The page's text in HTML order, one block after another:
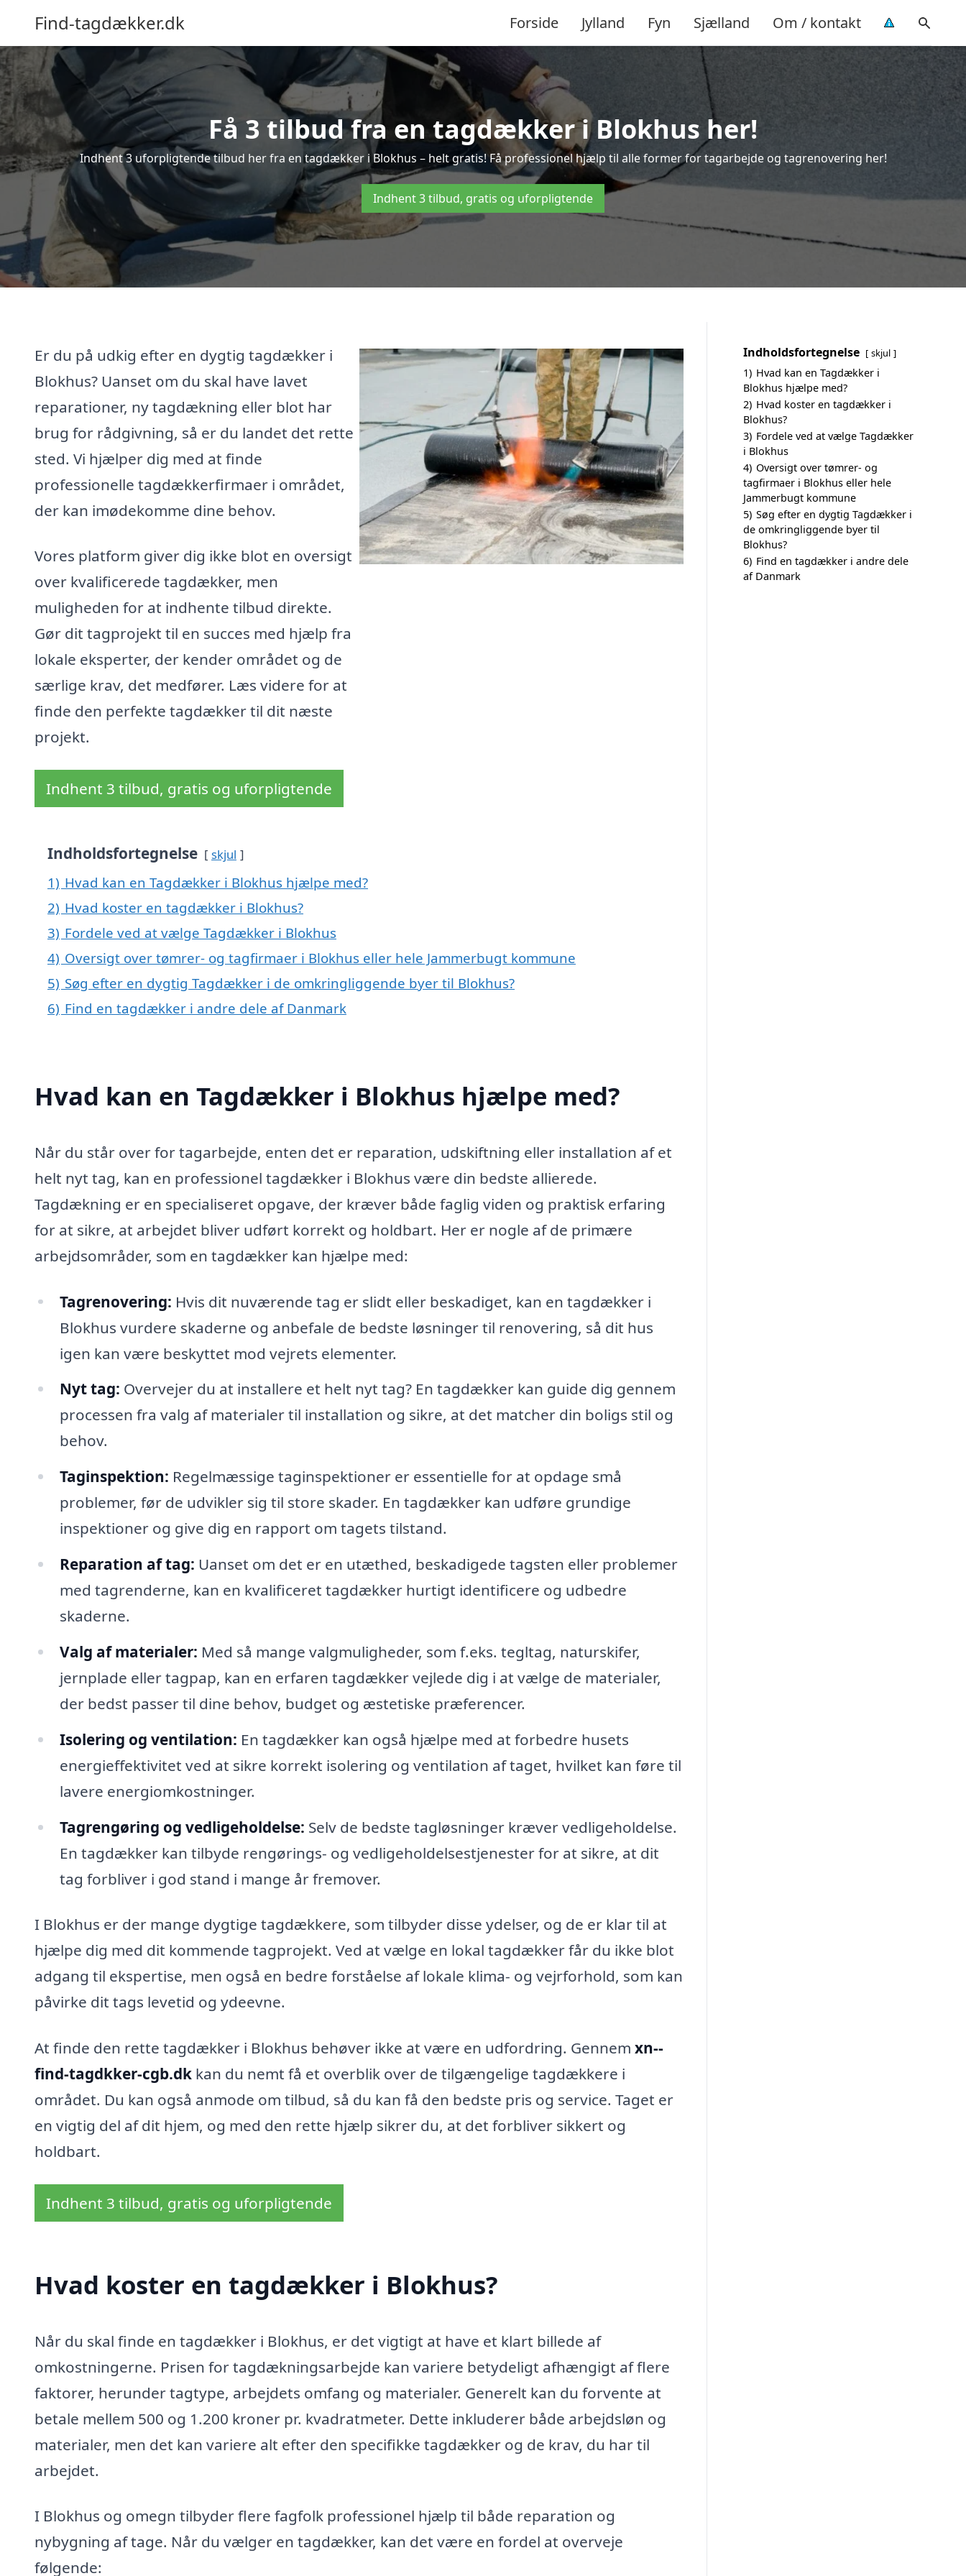
Find-tagdækker.dk Forside Jylland Fyn Sjælland Om / kontakt
Få 3 tilbud fra en tagdækker i Blokhus her!
Indhent 3 uforpligtende tilbud her fra en tagdækker i Blokhus – helt gratis! Få professionel hjælp til alle former for tagarbejde og tagrenovering her!
Indhent 3 tilbud, gratis og uforpligtende
Er du på udkig efter en dygtig tagdækker i
Blokhus? Uanset om du skal have lavet
reparationer, ny tagdækning eller blot har
brug for rådgivning, så er du landet det rette
sted. Vi hjælper dig med at finde
professionelle tagdækkerfirmaer i området,
der kan imødekomme dine behov.
Vores platform giver dig ikke blot en oversigt
over kvalificerede tagdækker, men
muligheden for at indhente tilbud direkte.
Gør dit tagprojekt til en succes med hjælp fra
lokale eksperter, der kender området og de
særlige krav, det medfører. Læs videre for at
finde den perfekte tagdækker til dit næste
projekt.
Indhent 3 tilbud, gratis og uforpligtende
Indholdsfortegnelse skjul
1) Hvad kan en Tagdækker i Blokhus hjælpe med?
2) Hvad koster en tagdækker i Blokhus?
3) Fordele ved at vælge Tagdækker i Blokhus
4) Oversigt over tømrer- og tagfirmaer i Blokhus eller hele Jammerbugt kommune
5) Søg efter en dygtig Tagdækker i de omkringliggende byer til Blokhus?
6) Find en tagdækker i andre dele af Danmark
Hvad kan en Tagdækker i Blokhus hjælpe med?
Når du står over for tagarbejde, enten det er reparation, udskiftning eller installation af et
helt nyt tag, kan en professionel tagdækker i Blokhus være din bedste allierede.
Tagdækning er en specialiseret opgave, der kræver både faglig viden og praktisk erfaring
for at sikre, at arbejdet bliver udført korrekt og holdbart. Her er nogle af de primære
arbejdsområder, som en tagdækker kan hjælpe med:
Tagrenovering: Hvis dit nuværende tag er slidt eller beskadiget, kan en tagdækker i
Blokhus vurdere skaderne og anbefale de bedste løsninger til renovering, så dit hus
igen kan være beskyttet mod vejrets elementer.
Nyt tag: Overvejer du at installere et helt nyt tag? En tagdækker kan guide dig gennem
processen fra valg af materialer til installation og sikre, at det matcher din boligs stil og
behov.
Taginspektion: Regelmæssige taginspektioner er essentielle for at opdage små
problemer, før de udvikler sig til store skader. En tagdækker kan udføre grundige
inspektioner og give dig en rapport om tagets tilstand.
Reparation af tag: Uanset om det er en utæthed, beskadigede tagsten eller problemer
med tagrenderne, kan en kvalificeret tagdækker hurtigt identificere og udbedre
skaderne.
Valg af materialer: Med så mange valgmuligheder, som f.eks. tegltag, naturskifer,
jernplade eller tagpap, kan en erfaren tagdækker vejlede dig i at vælge de materialer,
der bedst passer til dine behov, budget og æstetiske præferencer.
Isolering og ventilation: En tagdækker kan også hjælpe med at forbedre husets
energieffektivitet ved at sikre korrekt isolering og ventilation af taget, hvilket kan føre til
lavere energiomkostninger.
Tagrengøring og vedligeholdelse: Selv de bedste tagløsninger kræver vedligeholdelse.
En tagdækker kan tilbyde rengørings- og vedligeholdelsestjenester for at sikre, at dit
tag forbliver i god stand i mange år fremover.
I Blokhus er der mange dygtige tagdækkere, som tilbyder disse ydelser, og de er klar til at
hjælpe dig med dit kommende tagprojekt. Ved at vælge en lokal tagdækker får du ikke blot
adgang til ekspertise, men også en bedre forståelse af lokale klima- og vejrforhold, som kan
påvirke dit tags levetid og ydeevne.
At finde den rette tagdækker i Blokhus behøver ikke at være en udfordring. Gennem xn--
find-tagdkker-cgb.dk kan du nemt få et overblik over de tilgængelige tagdækkere i
området. Du kan også anmode om tilbud, så du kan få den bedste pris og service. Taget er
en vigtig del af dit hjem, og med den rette hjælp sikrer du, at det forbliver sikkert og
holdbart.
Indhent 3 tilbud, gratis og uforpligtende
Hvad koster en tagdækker i Blokhus?
Når du skal finde en tagdækker i Blokhus, er det vigtigt at have et klart billede af
omkostningerne. Prisen for tagdækningsarbejde kan variere betydeligt afhængigt af flere
faktorer, herunder tagtype, arbejdets omfang og materialer. Generelt kan du forvente at
betale mellem 500 og 1.200 kroner pr. kvadratmeter. Dette inkluderer både arbejdsløn og
materialer, men det kan variere alt efter den specifikke tagdækker og de krav, du har til
arbejdet.
I Blokhus og omegn tilbyder flere fagfolk professionel hjælp til både reparation og
nybygning af tage. Når du vælger en tagdækker, kan det være en fordel at overveje
følgende:
Indholdsfortegnelse skjul
1) Hvad kan en Tagdækker i
Blokhus hjælpe med?
2) Hvad koster en tagdækker i
Blokhus?
3) Fordele ved at vælge Tagdækker
i Blokhus
4) Oversigt over tømrer- og
tagfirmaer i Blokhus eller hele
Jammerbugt kommune
5) Søg efter en dygtig Tagdækker i
de omkringliggende byer til
Blokhus?
6) Find en tagdækker i andre dele
af Danmark